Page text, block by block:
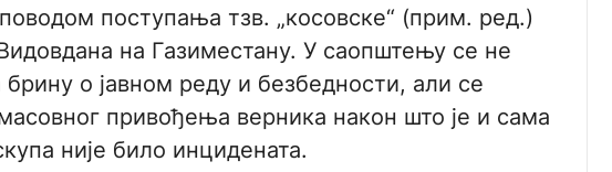
поводом поступања тзв. „косовске“ (прим. ред.)
на Газиместану. У саопштењу се не
брину о јавном реду и безбедности, али се
привођења верника након што је и сама
није било инцидената.